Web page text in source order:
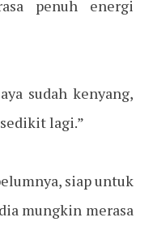
penuh energi
sudah kenyang,
lagi.”
siap untuk
mungkin merasa